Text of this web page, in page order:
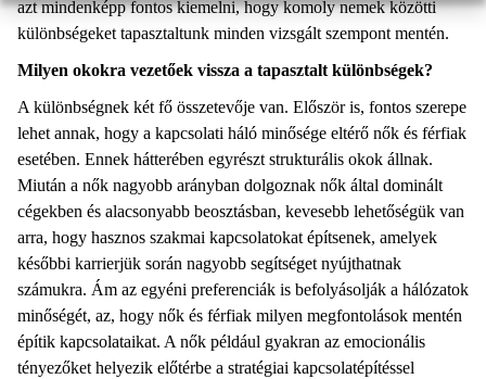
azt mindenképp fontos kiemelni, hogy komoly nemek közötti
különbségeket tapasztaltunk minden vizsgált szempont mentén.
Milyen okokra vezetőek vissza a tapasztalt különbségek?
A különbségnek két fő összetevője van. Először is, fontos szerepe
lehet annak, hogy a kapcsolati háló minősége eltérő nők és férfiak
esetében. Ennek hátterében egyrészt strukturális okok állnak.
Miután a nők nagyobb arányban dolgoznak nők által dominált
cégekben és alacsonyabb beosztásban, kevesebb lehetőségük van
arra, hogy hasznos szakmai kapcsolatokat építsenek, amelyek
későbbi karrierjük során nagyobb segítséget nyújthatnak
számukra. Ám az egyéni preferenciák is befolyásolják a hálózatok
minőségét, az, hogy nők és férfiak milyen megfontolások mentén
építik kapcsolataikat. A nők például gyakran az emocionális
tényezőket helyezik előtérbe a stratégiai kapcsolatépítéssel